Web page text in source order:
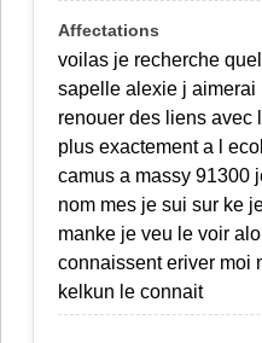
voilas je recherche
sapelle alexie j aimerai
renouer des liens avec
plus exactement a l
camus a massy 91300
nom mes je sui sur ke
manke je veu le voir
connaissent eriver moi
kelkun le connait